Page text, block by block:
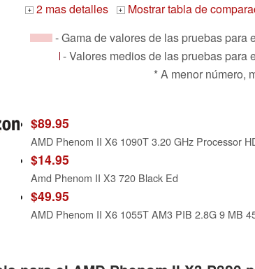
+ 2 mas detalles + Mostrar tabla de
- Gama de valores de las pruebas para
- Valores medios de las pruebas para
* A menor número,
$89.95
AMD Phenom II X6 1090T 3.20 GHz Processor
$14.95
Amd Phenom II X3 720 Black Ed
$49.95